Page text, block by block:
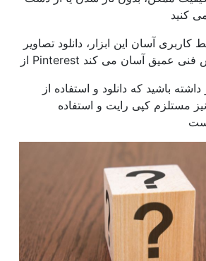
آسان این ابزار، دانلود تصاویر
باشید که دانلود و استفاده از
مستلزم کپی رایت و استفاده